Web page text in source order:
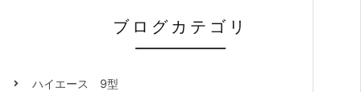
ブログカテゴリ
ハイエース 9型